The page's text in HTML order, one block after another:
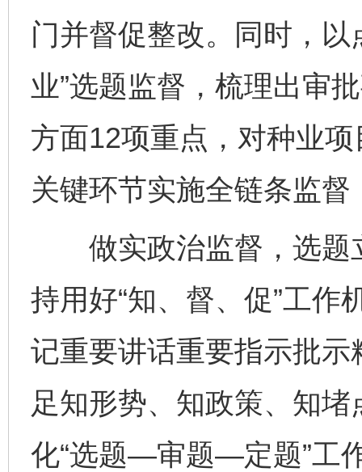
门并督促整改。同时，
业”选题监督，梳理出审
方面12项重点，对种业
关键环节实施全链条监
做实政治监督，选题
持用好“知、督、促”工作
记重要讲话重要指示批
足知形势、知政策、知
化“选题—审题—定题”工